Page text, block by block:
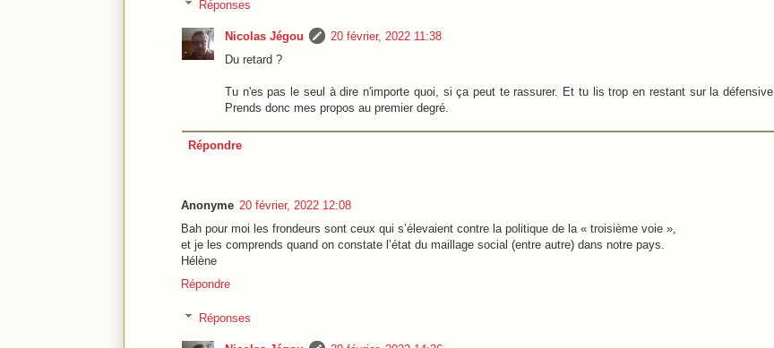
Réponses
Nicolas Jégou
20 février, 2022 11:38
Du retard ?
Tu n'es pas le seul à dire n'importe quoi, si ça peut te rassurer. Et tu lis trop en restant sur la défensive.
Prends donc mes propos au premier degré.
Répondre
Anonyme 20 février, 2022 12:08
Bah pour moi les frondeurs sont ceux qui s’élevaient contre la politique de la « troisième voie »,
et je les comprends quand on constate l’état du maillage social (entre autre) dans notre pays.
Hélène
Répondre
Réponses